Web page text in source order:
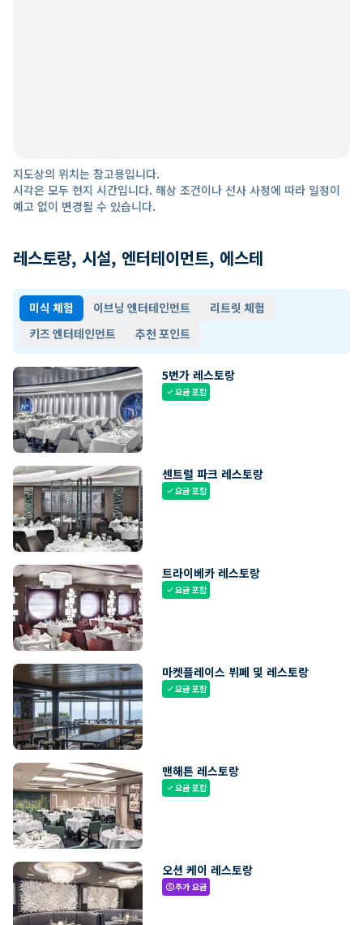
지도상의 위치는 참고용입니다.
시각은 모두 현지 시간입니다. 해상 조건이나 선사 사정에 따라 일정이
예고 없이 변경될 수 있습니다.
레스토랑, 시설, 엔터테이먼트, 에스테
미식 체험 이브닝 엔터테인먼트
리트릿 체험
키즈 엔터테인먼트
추천 포인트
5번가 레스토랑
check요금 포함
센트럴 파크 레스토랑
check요금 포함
트라이베카 레스토랑
check요금 포함
마켓플레이스 뷔페 및 레스토랑
check요금 포함
맨해튼 레스토랑
check요금 포함
오션 케이 레스토랑
paid추가 요금